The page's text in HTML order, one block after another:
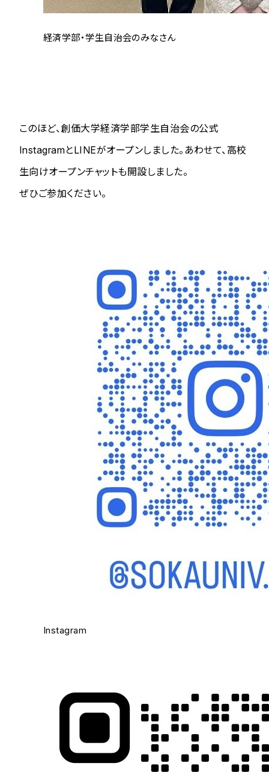
経済学部・学生自治会のみなさん
このほど、創価大学経済学部学生自治会の公式
InstagramとLINEがオープンしました。あわせて、高校
生向けオープンチャットも開設しました。
ぜひご参加ください。
Instagram